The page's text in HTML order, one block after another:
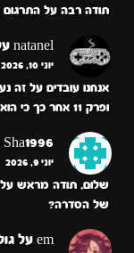
תודה רבה על
natanel
יוני 10, 2026
ופרק 11 אחר כך כי הוא פרק של…
Sha1996
יוני 9, 2026
שלום, תודה מראש על
של הסדרה?
em על